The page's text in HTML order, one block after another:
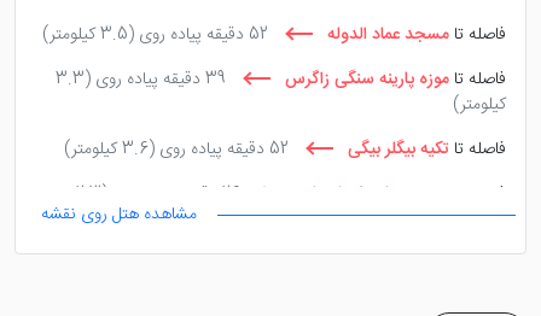
فاصله تا مسجد عماد الدوله 52 دقیقه پیاده روی
(3.5 کیلومتر)
فاصله تا موزه پارینه سنگی زاگرس 39 دقیقه پیاده روی
(3.3
کیلومتر)
فاصله تا تکیه بیگلر بیگی 52 دقیقه پیاده روی
(3.6 کیلومتر)
فاصله تا
مسجد حاج شهباز خان 26 دقیقه پیاده روی
(2.3
کیلومتر)
مشاهده هتل روی نقشه